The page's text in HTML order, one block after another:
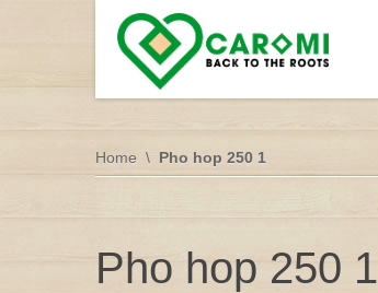
Home Pho hop 250 1
Pho hop 250 1